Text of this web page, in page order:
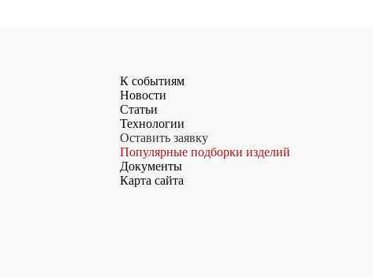
К событиям
Новости
Статьи
Технологии
Оставить заявку
Популярные подборки изделий
Документы
Карта сайта